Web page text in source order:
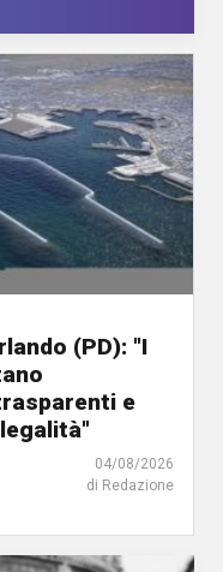
(PD): "I
e
04/08/2026
di Redazione